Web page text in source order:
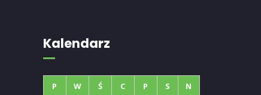
Kalendarz
P W Ś C P S N